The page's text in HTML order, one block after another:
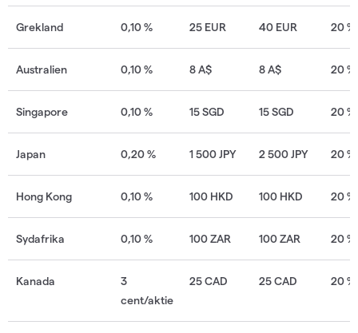
Grekland 0,10 % 25 EUR 40 EUR 20 %
Australien 0,10 % 8 A$ 8 A$ 20 %
Singapore 0,10 % 15 SGD 15 SGD 20 %
Japan 0,20 % 1 500 JPY 2 500 JPY 20 %
Hong Kong 0,10 % 100 HKD 100 HKD 20 %
Sydafrika 0,10 % 100 ZAR 100 ZAR 20 %
Kanada
3
cent/aktie
25 CAD 25CAD 20 %